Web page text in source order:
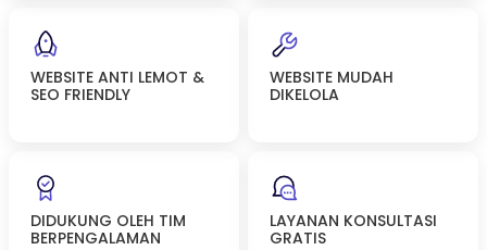
WEBSITE ANTI LEMOT &
SEO FRIENDLY
WEBSITE MUDAH
DIKELOLA
DIDUKUNG OLEH TIM
BERPENGALAMAN
LAYANAN KONSULTASI
GRATIS